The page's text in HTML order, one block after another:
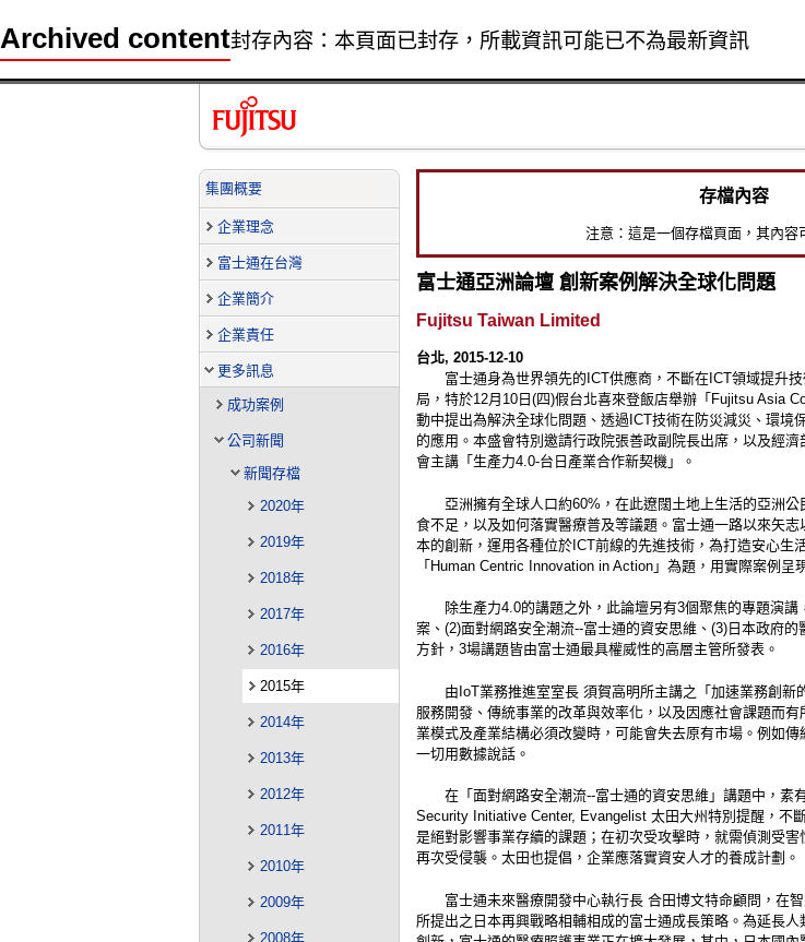
Archived content封存內容：本頁面已封存，所載資訊可能已不為最新資訊
集團概要
企業理念
富士通在台灣
企業簡介
企業責任
更多訊息
成功案例
公司新聞
新聞存檔
2020年
2019年
2018年
2017年
2016年
2015年
2014年
2013年
2012年
2011年
2010年
2009年
2008年
存檔內容
注意：這是一個存檔頁面，其內容
富士通亞洲論壇 創新案例解決全球化問題
Fujitsu Taiwan Limited
台北, 2015-12-10
富士通身為世界領先的ICT供應商，不斷在ICT領域提升
局，特於12月10日(四)假台北喜來登飯店舉辦「Fujitsu Asia
動中提出為解決全球化問題、透過ICT技術在防災減災、環境
的應用。本盛會特別邀請行政院張善政副院長出席，以及經
會主講「生產力4.0-台日產業合作新契機」。
亞洲擁有全球人口約60%，在此遼闊土地上生活的亞洲
食不足，以及如何落實醫療普及等議題。富士通一路以來矢
本的創新，運用各種位於ICT前線的先進技術，為打造安心生
「Human Centric Innovation in Action」為題，用實際案例呈
除生產力4.0的講題之外，此論壇另有3個聚焦的專題演
案、(2)面對網路安全潮流--富士通的資安思維、(3)日本政府
方針，3場講題皆由富士通最具權威性的高層主管所發表。
由IoT業務推進室室長 須賀高明所主講之「加速業務創新
服務開發、傳統事業的改革與效率化，以及因應社會課題而
業模式及產業結構必須改變時，可能會失去原有市場。例如
一切用數據說話。
在「面對網路安全潮流--富士通的資安思維」講題中，素
Security Initiative Center, Evangelist 太田大州特別提醒，不
是絕對影響事業存續的課題；在初次受攻擊時，就需偵測受
再次受侵襲。太田也提倡，企業應落實資安人才的養成計劃。
富士通未來醫療開發中心執行長 合田博文特命顧問，在
所提出之日本再興戰略相輔相成的富士通成長策略。為延長